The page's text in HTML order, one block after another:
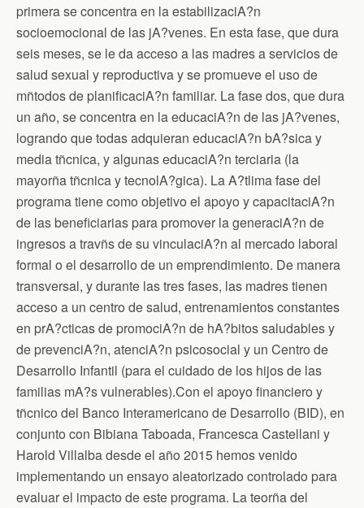
primera se concentra en la estabilizaciA?n
socioemocional de las jA?venes. En esta fase, que dura
seis meses, se le da acceso a las madres a servicios de
salud sexual y reproductiva y se promueve el uso de
mñtodos de planificaciA?n familiar. La fase dos, que dura
un año, se concentra en la educaciA?n de las jA?venes,
logrando que todas adquieran educaciA?n bA?sica y
media tñcnica, y algunas educaciA?n terciaria (la
mayorña tñcnica y tecnolA?gica). La A?tlima fase del
programa tiene como objetivo el apoyo y capacitaciA?n
de las beneficiarias para promover la generaciA?n de
ingresos a travñs de su vinculaciA?n al mercado laboral
formal o el desarrollo de un emprendimiento. De manera
transversal, y durante las tres fases, las madres tienen
acceso a un centro de salud, entrenamientos constantes
en prA?cticas de promociA?n de hA?bitos saludables y
de prevenciA?n, atenciA?n psicosocial y un Centro de
Desarrollo Infantil (para el cuidado de los hijos de las
familias mA?s vulnerables).Con el apoyo financiero y
tñcnico del Banco Interamericano de Desarrollo (BID), en
conjunto con Bibiana Taboada, Francesca Castellani y
Harold Villalba desde el año 2015 hemos venido
implementando un ensayo aleatorizado controlado para
evaluar el impacto de este programa. La teorña del